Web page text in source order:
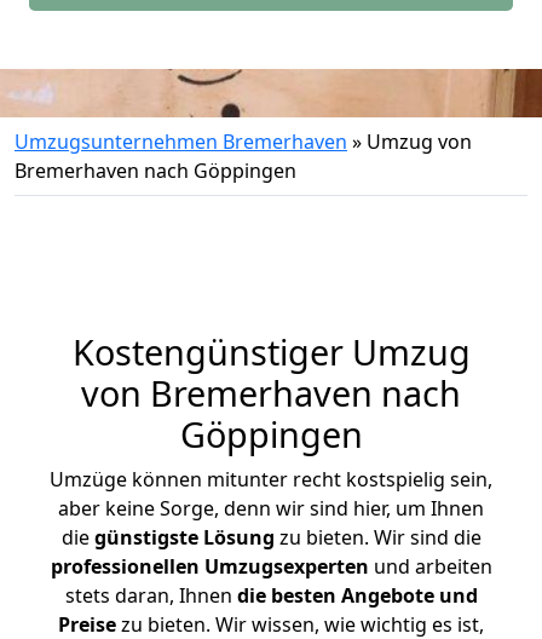
Umzugsunternehmen Bremerhaven » Umzug von
Bremerhaven nach Göppingen
Kostengünstiger Umzug
von Bremerhaven nach
Göppingen
Umzüge können mitunter recht kostspielig sein,
aber keine Sorge, denn wir sind hier, um Ihnen
diegünstigste Lösung zu bieten. Wir sind die
professionellen Umzugsexperten und arbeiten
stets daran, Ihnen die besten Angebote und
Preisezu bieten. Wir wissen, wie wichtig es ist,